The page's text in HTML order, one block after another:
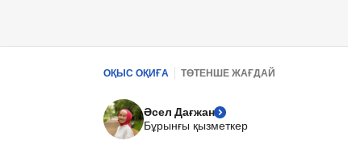
ОҚЫС ОҚИҒА ТӨТЕНШЕ ЖАҒДАЙ
Әсел Дағжан
Бұрынғы қызметкер